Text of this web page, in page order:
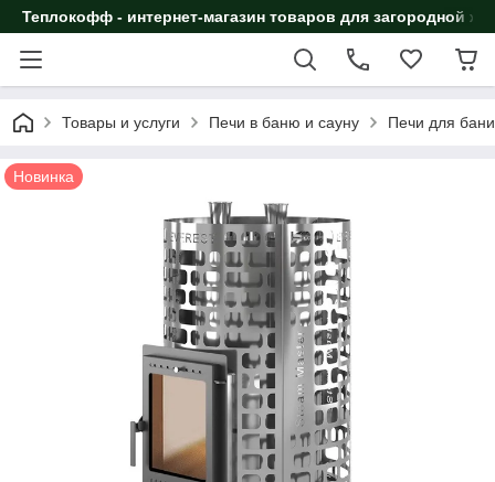
Теплокофф - интернет-магазин товаров для загородной
Товары и услуги Печи в баню и сауну Печи для
Новинка